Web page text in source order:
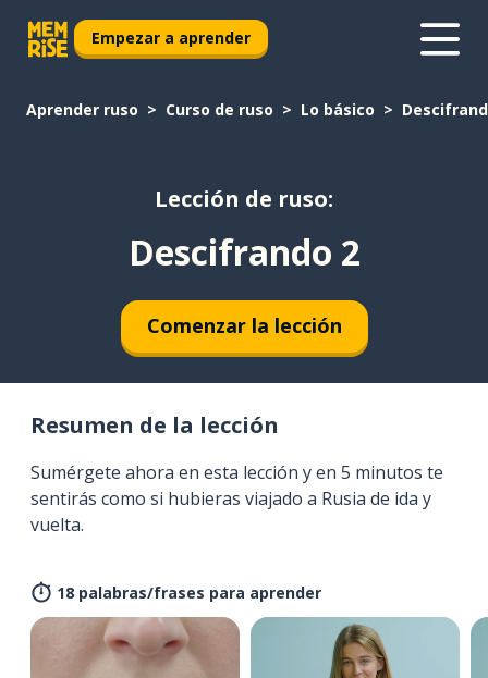
Empezar a aprender
Aprender ruso Curso de ruso Lo básico
Lección de ruso:
Descifrando 2
Comenzar la lección
Resumen de la lección
Sumérgete ahora en esta lección y en 5 minutos te
sentirás como si hubieras viajado a Rusia de ida y
vuelta.
18 palabras/frases para aprender